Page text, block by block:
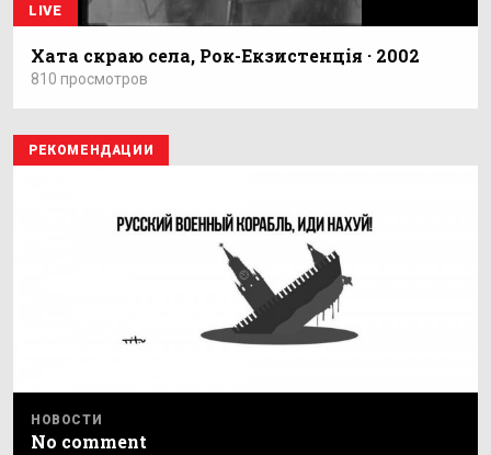
LIVE
Хата скраю села, Рок-Екзистенція · 2002
810 просмотров
РЕКОМЕНДАЦИИ
НОВОСТИ
No comment